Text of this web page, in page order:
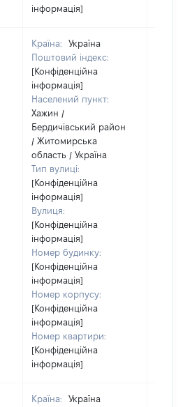
інформація]
Країна:
Україна
Поштовий індекс:
[Конфіденційна
інформація]
Населений пункт:
Хажин /
Бердичівський район
/ Житомирська
область / Україна
Тип вулиці:
[Конфіденційна
інформація]
Вулиця:
[Конфіденційна
інформація]
Номер будинку:
[Конфіденційна
інформація]
Номер корпусу:
[Конфіденційна
інформація]
Номер квартири:
[Конфіденційна
інформація]
Країна:
Україна